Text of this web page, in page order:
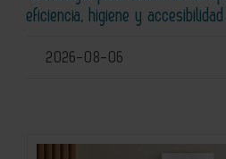
eficiencia, higiene y accesibilidad
2026-08-06